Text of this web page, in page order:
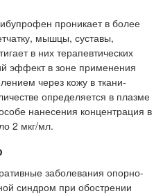
проникает в более
мышцы, суставы,
в них терапевтических
эффект в зоне применения
через кожу в ткани-
определяется в плазме
нанесения концентрация в
2 мкг/мл.
заболевания опорно-
синдром при обострении